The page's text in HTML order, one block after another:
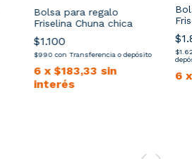
Bolsa para regalo
Friselina Chuna chica
$1.100
$990con Transferencia o depósito
6 x$183,33 sin
interés
6